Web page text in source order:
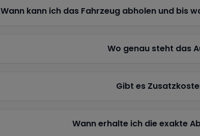
Wann kann ich das Fahrzeug abholen und bis
Wo genau steht das
Gibt es
Wann erhalte ich die exakte